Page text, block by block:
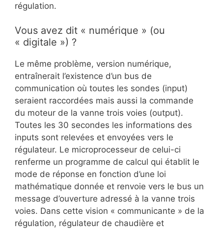
régulation.
Vous avez dit « numérique » (ou
« digitale ») ?
Le même problème, version numérique,
entraînerait l’existence d’un bus de
communication où toutes les sondes (input)
seraient raccordées mais aussi la commande
du moteur de la vanne trois voies (output).
Toutes les 30 secondes les informations des
inputs sont relevées et envoyées vers le
régulateur. Le microprocesseur de celui-ci
renferme un programme de calcul qui établit le
mode de réponse en fonction d’une loi
mathématique donnée et renvoie vers le bus un
message d’ouverture adressé à la vanne trois
voies. Dans cette vision « communicante » de la
régulation, régulateur de chaudière et